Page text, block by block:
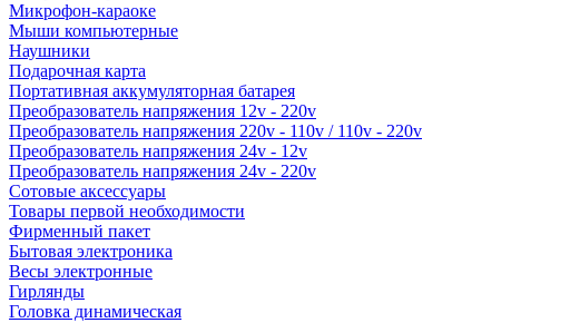
Микрофон-караоке
Мыши компьютерные
Наушники
Подарочная карта
Портативная аккумуляторная батарея
Преобразователь напряжения 12v - 220v
Преобразователь напряжения 220v - 110v / 110v - 220v
Преобразователь напряжения 24v - 12v
Преобразователь напряжения 24v - 220v
Сотовые аксессуары
Товары первой необходимости
Фирменный пакет
Бытовая электроника
Весы электронные
Гирлянды
Головка динамическая